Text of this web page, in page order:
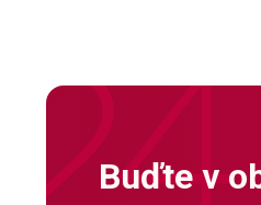
Buďte v